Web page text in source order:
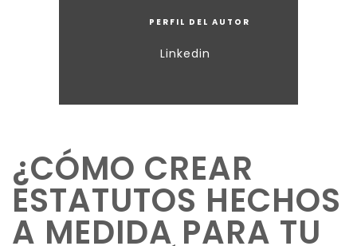
PERFIL DEL AUTOR
Linkedin
¿CÓMO CREAR
ESTATUTOS HECHOS
A MEDIDA PARA TU